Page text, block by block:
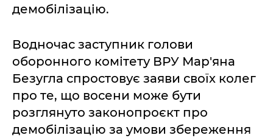
демобілізацію.
Водночас заступник голови
оборонного комітету ВРУ Мар'яна
Безугла спростовує заяви своїх колег
про те, що восени може бути
розглянуто законопроєкт про
демобілізацію за умови збереження